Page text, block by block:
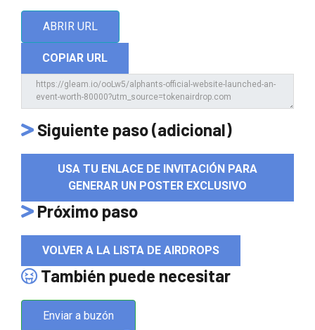
ABRIR URL
COPIAR URL
Siguiente paso (adicional)
USA TU ENLACE DE INVITACIÓN PARA
GENERAR UN POSTER EXCLUSIVO
Próximo paso
VOLVER A LA LISTA DE AIRDROPS
También puede necesitar
Enviar a buzón